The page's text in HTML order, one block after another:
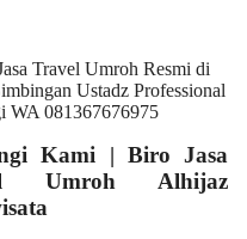
Kami | Biro Jasa
Umroh Alhijaz